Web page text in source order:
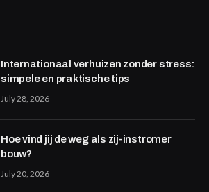
Internationaal verhuizen zonder stress:
simpele en praktische tips
July 28, 2026
Hoe vind jij de weg als zij-instromer
bouw?
July 20, 2026